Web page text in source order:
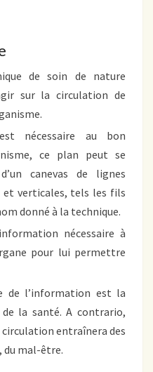
de soin de nature
sur la circulation de
nécessaire au bon
ce plan peut se
canevas de lignes
et verticales, tels les fils
donné à la technique.
nécessaire à
pour lui permettre
de l’information est la
la santé. A contrario,
entraînera des
du mal-être.